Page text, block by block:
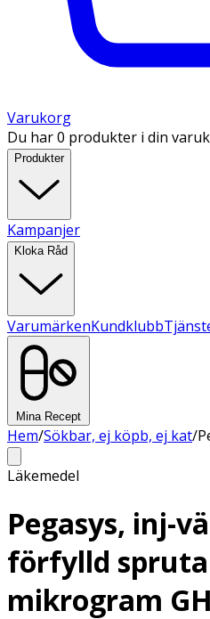
Varukorg
Du har 0 produkter i din
Produkter
Kampanjer
Kloka Råd
VarumärkenKundklubb
Mina Recept
Hem/Sökbar, ej köpb, ej kat/
Läkemedel
Pegasys, inj-
förfylld spruta
mikrogram